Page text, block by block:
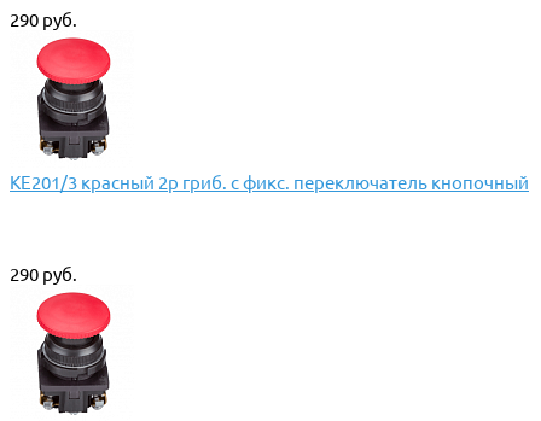
290 руб.
КЕ201/3 красный 2р гриб. с фикс. переключатель кнопочный
290 руб.